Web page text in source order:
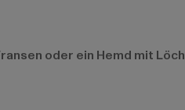
oder ein Hemd mit